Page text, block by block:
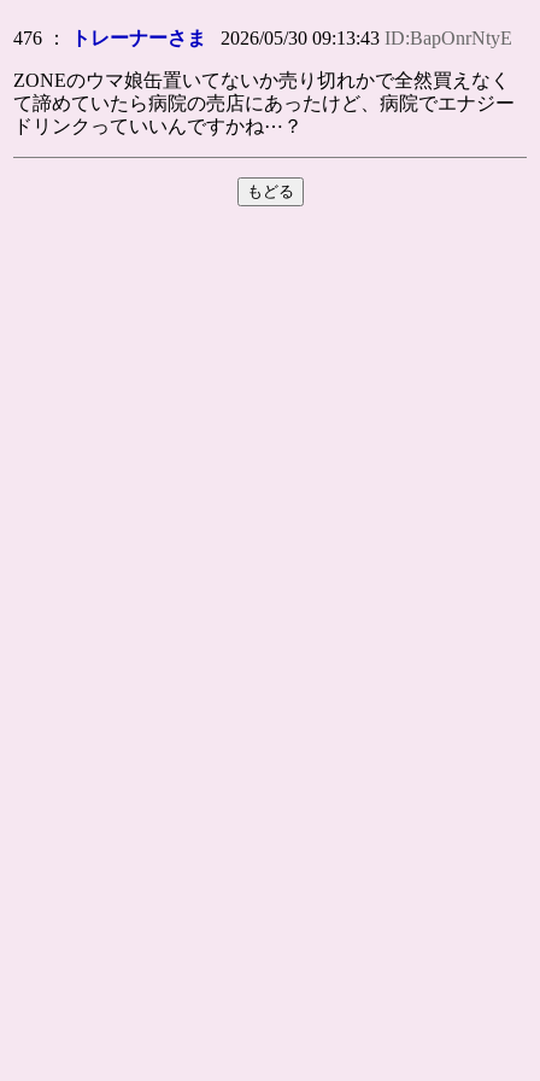
476 ： トレーナーさま 2026/05/30 09:13:43ID:BapOnrNtyE
ZONEのウマ娘缶置いてないか売り切れかで全然買えなく
て諦めていたら病院の売店にあったけど、病院でエナジー
ドリンクっていいんですかね⋯？